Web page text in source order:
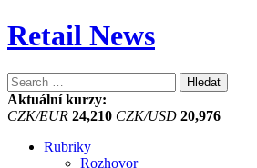
Retail News
Vyhledávání
Aktuální kurzy:
CZK/EUR 24,210 CZK/USD 20,976
Rubriky
Rozhovor